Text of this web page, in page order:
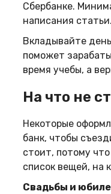
Сбербанке.
написания статьи.
Вкладывайте
поможет
время учебы, а
На что не
Некоторые
банк, чтобы
стоит, потому
список вещей, на
Свадьбы и